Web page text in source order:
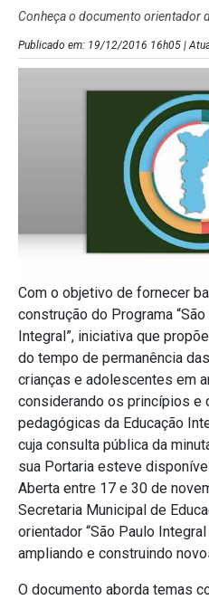
Conheça o documento orientador
Publicado em: 19/12/2016 16h05 |
Com o objetivo de fornecer
construção do Programa
Integral”, iniciativa que
do tempo de permanência das
crianças e adolescentes em
considerando os princípios e
pedagógicas da Educação
cuja consulta pública da
sua Portaria esteve
Aberta entre 17 e 30 de
Secretaria Municipal de
orientador “São Paulo
ampliando e construindo
O documento aborda temas